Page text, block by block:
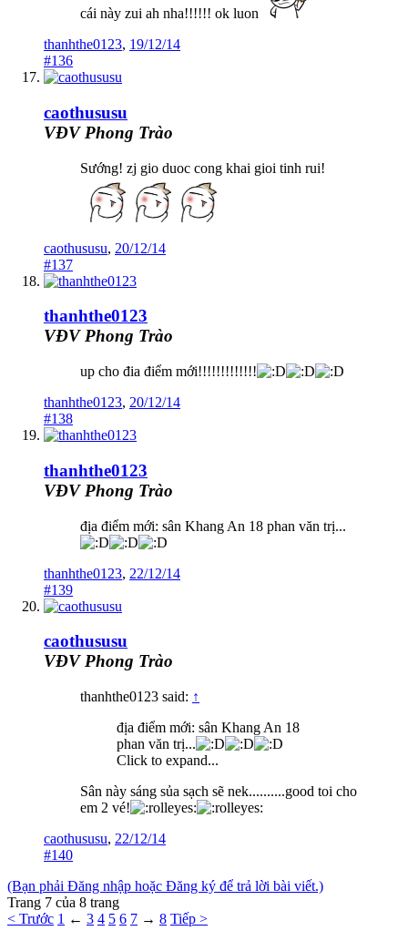
cái này zui ah nha!!!!!! ok luon
thanhthe0123, 19/12/14
#136
caothususu
VĐV Phong Trào
Sướng! zj gio duoc cong khai gioi tinh rui!
caothususu, 20/12/14
#137
thanhthe0123
VĐV Phong Trào
up cho đia điểm mới!!!!!!!!!!!!!
thanhthe0123, 20/12/14
#138
thanhthe0123
VĐV Phong Trào
địa điểm mới: sân Khang An 18 phan văn trị...
thanhthe0123, 22/12/14
#139
caothususu
VĐV Phong Trào
thanhthe0123 said: ↑
địa điểm mới: sân Khang An 18
phan văn trị...
Click to expand...
Sân này sáng sủa sạch sẽ nek..........good toi cho
em 2 vé!
caothususu, 22/12/14
#140
(Bạn phải Đăng nhập hoặc Đăng ký để trả lời bài viết.)
Trang 7 của 8 trang
< Trước 1 ← 3 4 5 6 7 → 8 Tiếp >